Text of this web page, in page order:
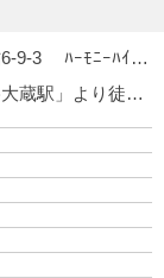
東京都世田谷区砧6-9-3 ﾊｰﾓﾆｰﾊｲﾂ205号室
小田急線「祖師谷大蔵駅」より徒歩8分